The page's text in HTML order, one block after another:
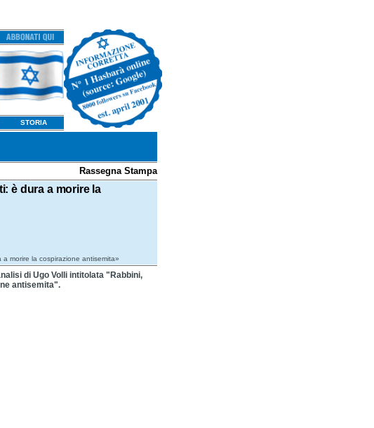
STORIA
Rassegna Stampa
è dura a morire la
morire la cospirazione antisemita»
di Ugo Volli intitolata "Rabbini,
antisemita".